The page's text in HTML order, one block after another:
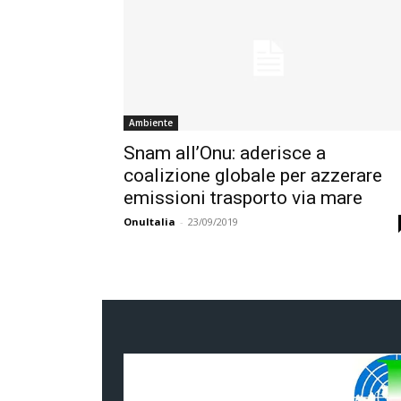
Ambiente
Snam all’Onu: aderisce a
coalizione globale per azzerare
emissioni trasporto via mare
OnuItalia - 23/09/2019